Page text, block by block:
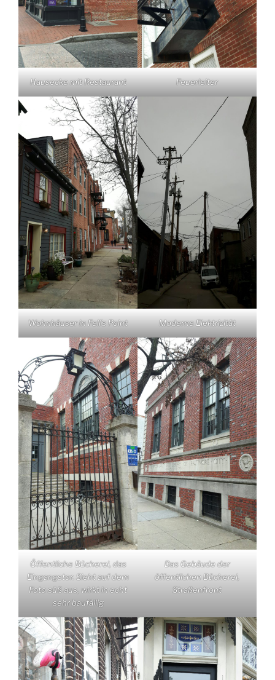
Hausecke mit Restaurant Feuerleiter
Wohnhäuser in Fell’s Point Moderne Elektrizität
Öffentliche Bücherei, das
Eingangstor. Sieht auf dem
Foto süß aus, wirkt in echt
sehr baufällig
Das Gebäude der
öffentlichen Bücherei,
Straßenfront